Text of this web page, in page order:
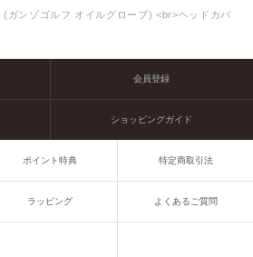
ンゾゴルフ オイルグローブ) <br>ヘッドカバ
会員登録
ショッピングガイド
ポイント特典 特定商取引法
ラッピング よくあるご質問